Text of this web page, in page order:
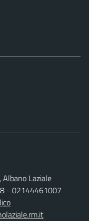
Laziale
- 02144461007